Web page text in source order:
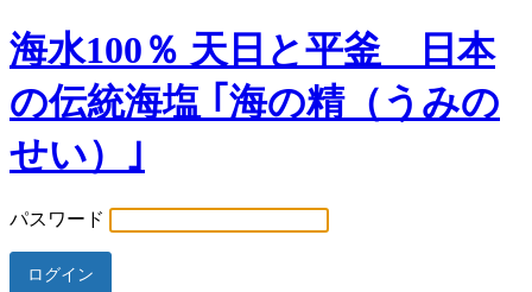
海水100％ 天日と平釜 日本
の伝統海塩 ｢海の精（うみの
せい）｣
パスワード